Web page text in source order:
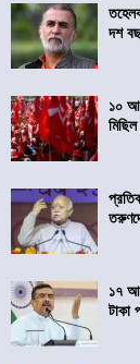
দশ
১০
১৭
টাকা